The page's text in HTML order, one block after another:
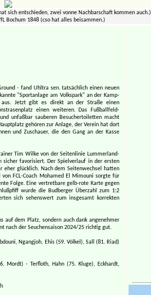
sich entschieden, zwei vonne Nachbarschaft kommen auch.)
Bochum 1848 (cso hat alles beisammen.)
- fand Uhltra sen. tatsächlich einen neuen
"Sportanlage am Volkspark" an der Kamp-
aus. Jetzt gibt es direkt an der Straße einen
einen weiteren. Das Fußballfeld-
unfaßbar sauberen Besuchertoiletten macht
gehören zur Anlage, der Verein hat dort
und Zuschauer, die den Gang an der Kasse
Tim Wilke von der Seitenlinie Lummerland-
favorisiert. Der Spielverlauf in der ersten
eher glücklich. Nach dem Seitenwechsel hatten
FCL-Coach Mohamed El Mimouni sorgte für
Folge. Eine vertretbare gelb-rote Karte gegen
wurde die Budberger Überzahl zum 1:2
sich sehenswert zum insgesamt korrekten
auf dem Platz, sondern auch dank angenehmer
nach der Seuchensaison 2024/25 richtig gut.
Ngangjoh, Ehis (59. Völkel), Sall (81. Riad)
Mordt) - Terfloth, Hahn (75. Kluge), Eckhardt,